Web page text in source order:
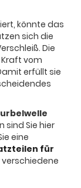
könnte das
sich die
Die
vom
erfüllt sie
sind Sie hier
eine
für